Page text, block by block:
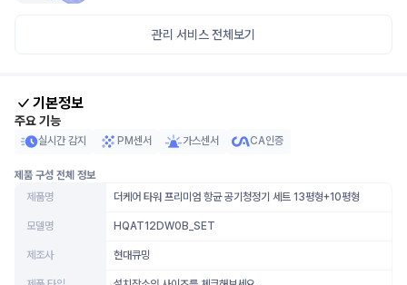
관리 서비스 전체보기
기본정보
주요 기능
실시간 감지 PM센서 가스센서 CA인증
제품 구성 전체 정보
제품명
더케어 타워 프리미엄 항균 공기청정기 세트 13평형+10평형
모델명 HQAT12DW0B_SET
제조사 현대큐밍